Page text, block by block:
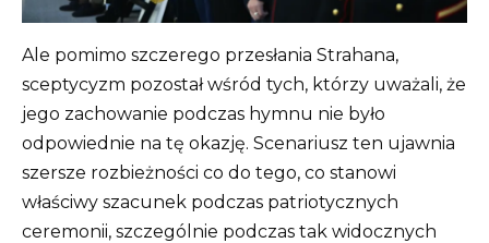
Ale pomimo szczerego przesłania Strahana,
sceptycyzm pozostał wśród tych, którzy uważali, że
jego zachowanie podczas hymnu nie było
odpowiednie na tę okazję. Scenariusz ten ujawnia
szersze rozbieżności co do tego, co stanowi
właściwy szacunek podczas patriotycznych
ceremonii, szczególnie podczas tak widocznych